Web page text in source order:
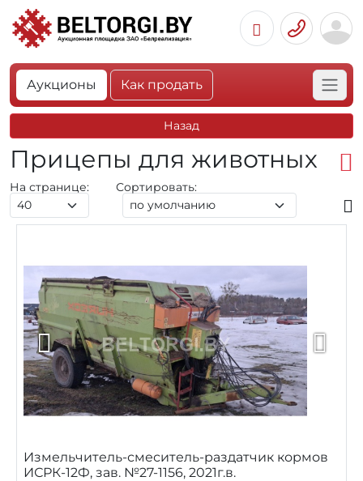
Аукционы Как продать
Назад
Прицепы для животных
На странице: Сортировать:
Измельчитель-смеситель-раздатчик кормов
ИСРК-12Ф, зав. №27-1156, 2021г.в.